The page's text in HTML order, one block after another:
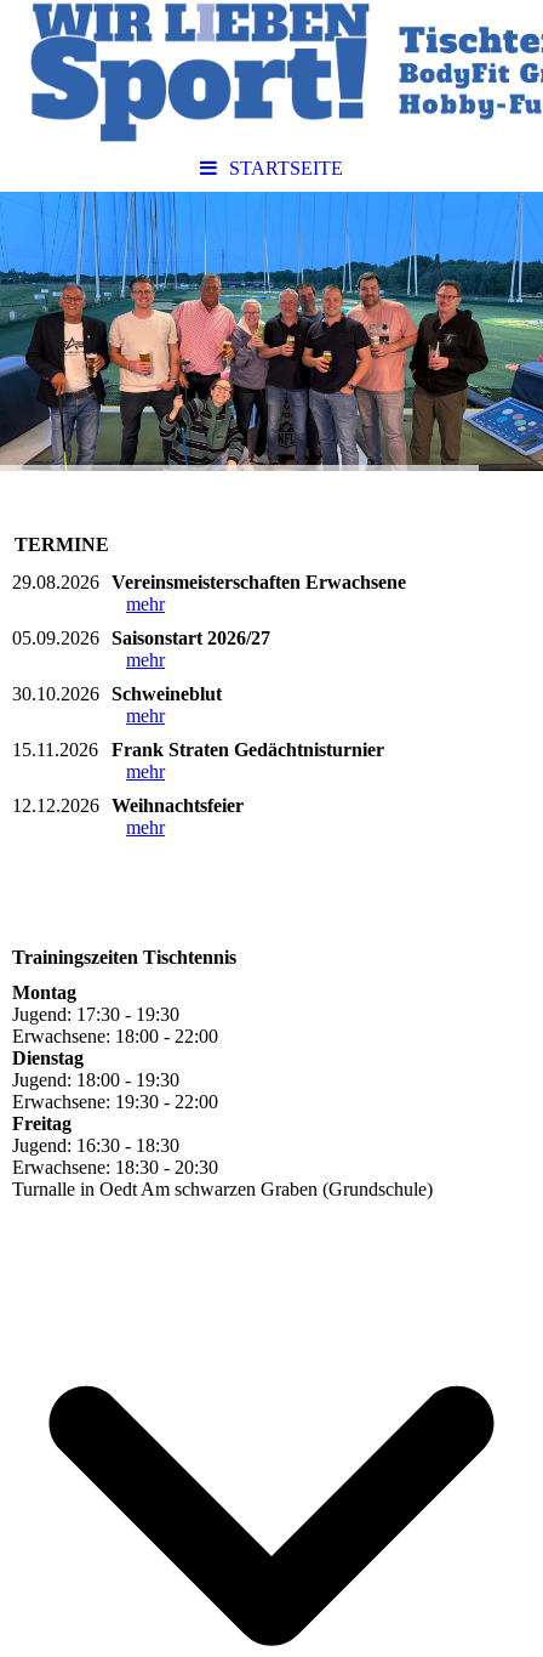
STARTSEITE
TERMINE
29.08.2026 Vereinsmeisterschaften Erwachsene
mehr
05.09.2026 Saisonstart 2026/27
mehr
30.10.2026 Schweineblut
mehr
15.11.2026
Frank Straten Gedächtnisturnier
mehr
12.12.2026 Weihnachtsfeier
mehr
Trainingszeiten Tischtennis
Montag
Jugend: 17:30 - 19:30
Erwachsene: 18:00 - 22:00
Dienstag
Jugend: 18:00 - 19:30
Erwachsene: 19:30 - 22:00
Freitag
Jugend: 16:30 - 18:30
Erwachsene: 18:30 - 20:30
Turnalle in Oedt Am schwarzen Graben (Grundschule)